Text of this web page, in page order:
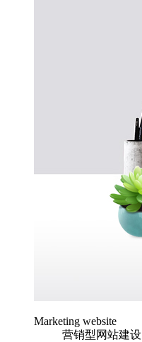
Marketing website
营销型网站建设